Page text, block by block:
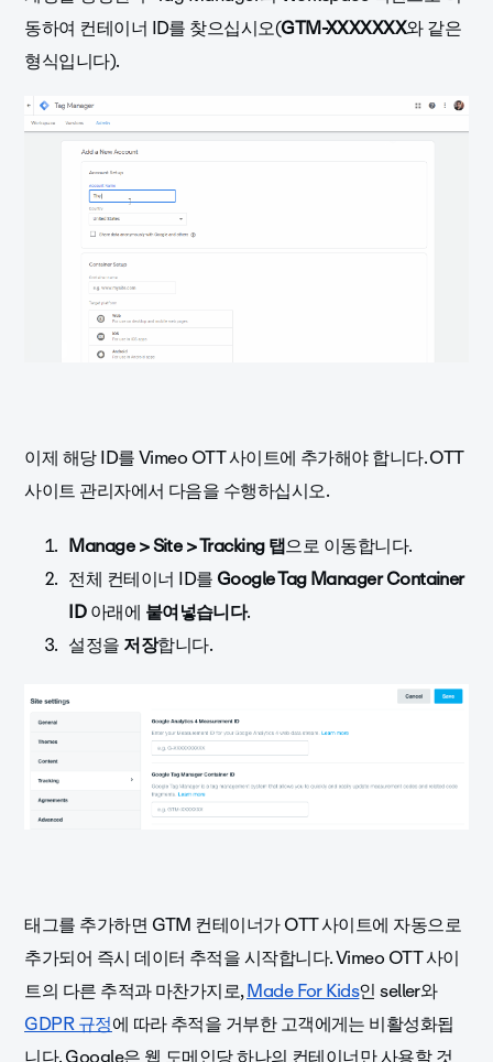
동하여 컨테이너 ID를 찾으십시오(GTM-XXXXXXX와 같은
형식입니다).
이제 해당 ID를 Vimeo OTT 사이트에 추가해야 합니다. OTT
사이트 관리자에서 다음을 수행하십시오.
Manage > Site > Tracking 탭으로 이동합니다.
전체 컨테이너 ID를Google Tag Manager Container
ID아래에 붙여넣습니다.
설정을저장합니다.
태그를 추가하면 GTM 컨테이너가 OTT 사이트에 자동으로
추가되어 즉시 데이터 추적을 시작합니다. Vimeo OTT 사이
트의 다른 추적과 마찬가지로,Made For Kids인 seller와
GDPR 규정에 따라 추적을 거부한 고객에게는 비활성화됩